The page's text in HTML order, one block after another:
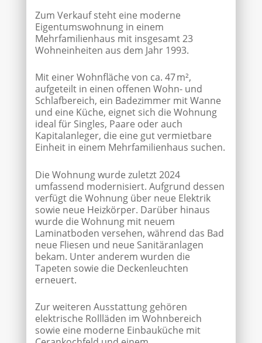
Zum Verkauf steht eine moderne
Eigentumswohnung in einem
Mehrfamilienhaus mit insgesamt 23
Wohneinheiten aus dem Jahr 1993.
Mit einer Wohnfläche von ca. 47 m²,
aufgeteilt in einen offenen Wohn- und
Schlafbereich, ein Badezimmer mit Wanne
und eine Küche, eignet sich die Wohnung
ideal für Singles, Paare oder auch
Kapitalanleger, die eine gut vermietbare
Einheit in einem Mehrfamilienhaus suchen.
Die Wohnung wurde zuletzt 2024
umfassend modernisiert. Aufgrund dessen
verfügt die Wohnung über neue Elektrik
sowie neue Heizkörper. Darüber hinaus
wurde die Wohnung mit neuem
Laminatboden versehen, während das Bad
neue Fliesen und neue Sanitäranlagen
bekam. Unter anderem wurden die
Tapeten sowie die Deckenleuchten
erneuert.
Zur weiteren Ausstattung gehören
elektrische Rollläden im Wohnbereich
sowie eine moderne Einbauküche mit